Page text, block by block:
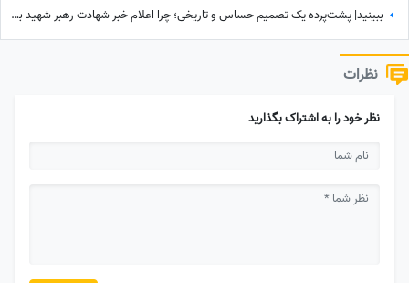
ببینید| پشت‌پرده یک تصمیم حساس و تاریخی؛ چرا اعلام خبر شهادت رهبر شهید به سحر موکول شد؟
نظرات
نظر خود را به اشتراک بگذارید